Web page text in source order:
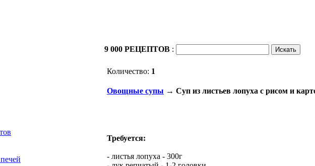
9 000 РЕЦЕПТОВ :
Количество: 1
Овощные супы → Суп из листьев лопуха с рисом и
Требуется:
- листья лопуха - 300г